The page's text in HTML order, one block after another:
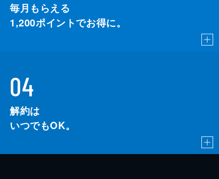
毎月もらえる
1,200ポイントでお得に。
04
解約は
いつでもOK。